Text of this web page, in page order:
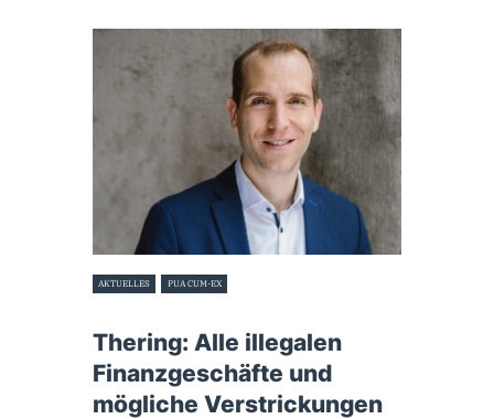
AKTUELLES PUA CUM-EX
Thering: Alle illegalen
Finanzgeschäfte und
mögliche Verstrickungen